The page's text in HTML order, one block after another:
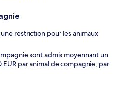
restriction pour les animaux
sont admis moyennant un
par animal de compagnie, par